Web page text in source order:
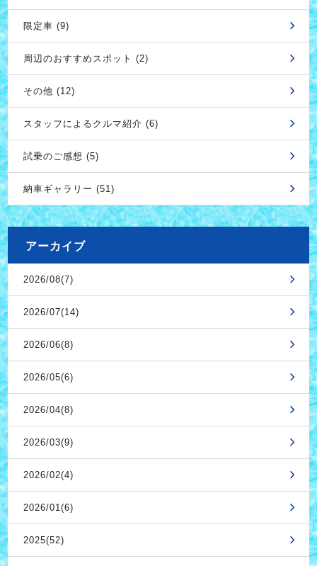
限定車 (9)
周辺のおすすめスポット (2)
その他 (12)
スタッフによるクルマ紹介 (6)
試乗のご感想 (5)
納車ギャラリー (51)
アーカイブ
2026/08(7)
2026/07(14)
2026/06(8)
2026/05(6)
2026/04(8)
2026/03(9)
2026/02(4)
2026/01(6)
2025(52)